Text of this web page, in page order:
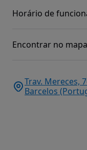
Horário de
Encontrar no mapa
Trav. Mereces,
Barcelos